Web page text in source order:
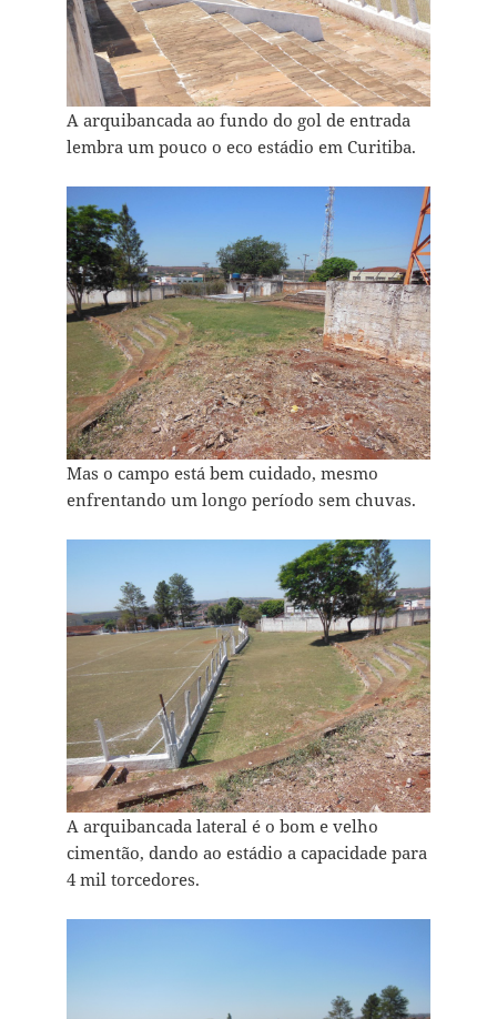
A arquibancada ao fundo do gol de entrada
lembra um pouco o eco estádio em Curitiba.
Mas o campo está bem cuidado, mesmo
enfrentando um longo período sem chuvas.
A arquibancada lateral é o bom e velho
cimentão, dando ao estádio a capacidade para
4 mil torcedores.